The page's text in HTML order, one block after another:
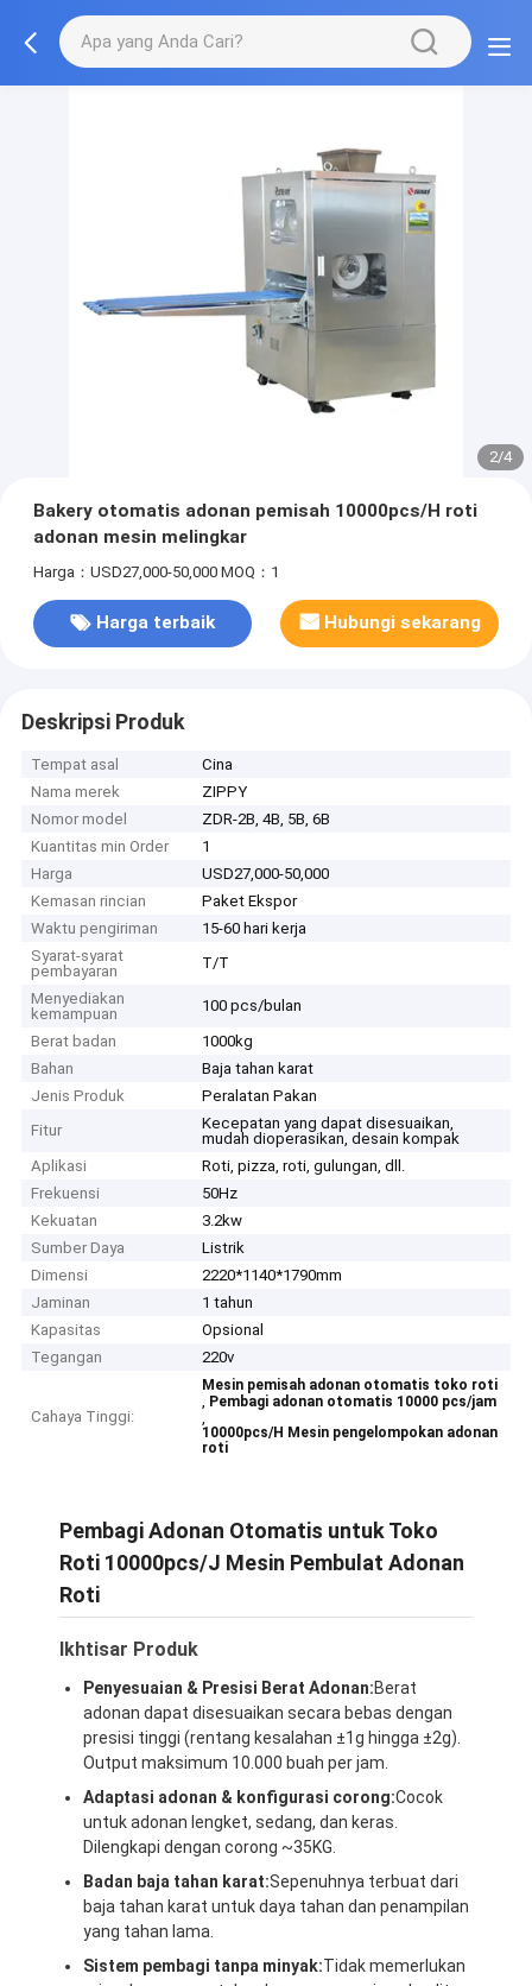
2/4
Bakery otomatis adonan pemisah 10000pcs/H roti
adonan mesin melingkar
Harga：USD27,000-50,000 MOQ：1
Harga terbaik Hubungi sekarang
Deskripsi Produk
Tempat asal
Cina
Nama merek
ZIPPY
Nomor model
ZDR-2B, 4B, 5B, 6B
Kuantitas min Order
1
Harga
USD27,000-50,000
Kemasan rincian
Paket Ekspor
Waktu pengiriman
15-60 hari kerja
Syarat-syarat
pembayaran
T/T
Menyediakan
kemampuan
100 pcs/bulan
Berat badan
1000kg
Bahan
Baja tahan karat
Jenis Produk
Peralatan Pakan
Fitur
Kecepatan yang dapat disesuaikan,
mudah dioperasikan, desain kompak
Aplikasi
Roti, pizza, roti, gulungan, dll.
Frekuensi
50Hz
Kekuatan
3.2kw
Sumber Daya
Listrik
Dimensi
2220*1140*1790mm
Jaminan
1 tahun
Kapasitas
Opsional
Tegangan
220v
Cahaya Tinggi:
Mesin pemisah adonan otomatis toko roti
, Pembagi adonan otomatis 10000 pcs/jam
,
10000pcs/H Mesin pengelompokan adonan
roti
Pembagi Adonan Otomatis untuk Toko
Roti 10000pcs/J Mesin Pembulat Adonan
Roti
Ikhtisar Produk
Penyesuaian & Presisi Berat Adonan:Berat
adonan dapat disesuaikan secara bebas dengan
presisi tinggi (rentang kesalahan ±1g hingga ±2g).
Output maksimum 10.000 buah per jam.
Adaptasi adonan & konfigurasi corong:Cocok
untuk adonan lengket, sedang, dan keras.
Dilengkapi dengan corong ~35KG.
Badan baja tahan karat:Sepenuhnya terbuat dari
baja tahan karat untuk daya tahan dan penampilan
yang tahan lama.
Sistem pembagi tanpa minyak:Tidak memerlukan